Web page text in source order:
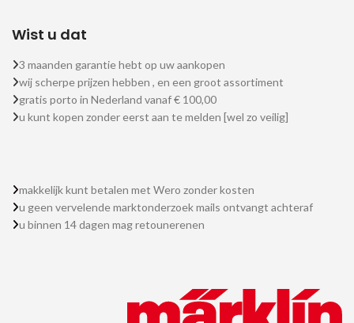
Wist u dat
3 maanden garantie hebt op uw aankopen
wij scherpe prijzen hebben , en een groot assortiment
gratis porto in Nederland vanaf € 100,00
u kunt kopen zonder eerst aan te melden [wel zo veilig]
makkelijk kunt betalen met Wero zonder kosten
u geen vervelende marktonderzoek mails ontvangt achteraf
u binnen 14 dagen mag retounerenen